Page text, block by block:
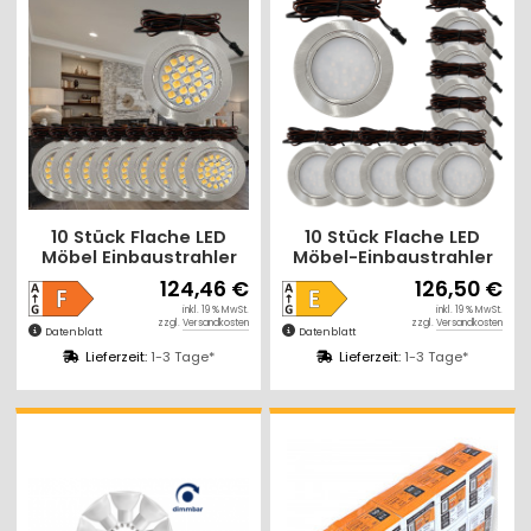
10 Stück Flache LED
Möbel Einbaustrahler
Mira - 12V - 2,4W - Loch
58 - 60mm
Lieferzeit:1-3 Tage*
Datenblatt
124,46 €
inkl. 19 % MwSt.
zzgl. Versandkosten
10 Stück Flache LED
Möbel-Einbaustrahler
Mila 12V - 2,4W - 2 x LED
Trafos
Lieferzeit:1-3 Tage*
Datenblatt
126,50 €
inkl. 19 % MwSt.
zzgl. Versandkosten